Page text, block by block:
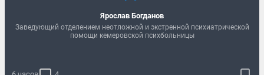
Ярослав Богданов
Заведующий отделением неотложной и экстренной психиатрической
помощи кемеровской психбольницы